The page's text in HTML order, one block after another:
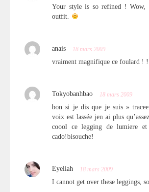
Your style is so refined !
outfit.
anais 18 mars 2009
vraiment magnifique ce foulard !
Tokyobanhbao 18 mars 2009
bon si je dis que je suis »
voix est lassée jen ai plus
coool ce legging de lumiere
cado!bisouche!
Eyeliah 18 mars 2009
I cannot get over these leggings,